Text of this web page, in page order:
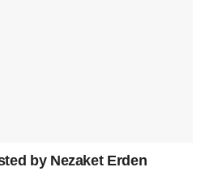
by Nezaket Erden